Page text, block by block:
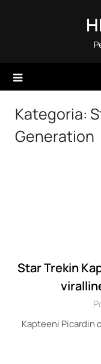
Kategoria:
Generation
Star Trekin
Kapteeni Picardin